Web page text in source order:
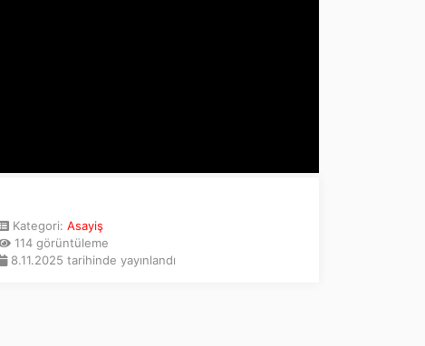
Kategori: Asayiş
114 görüntüleme
8.11.2025 tarihinde yayınlandı